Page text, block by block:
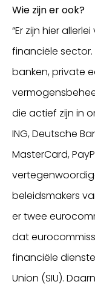
Wie zijn er ook?
“Er zijn hier
financiële sector.
banken, private
die actief zijn in
ING, Deutsche
MasterCard,
beleidsmakers
er twee
dat
financiële
Union (SIU).